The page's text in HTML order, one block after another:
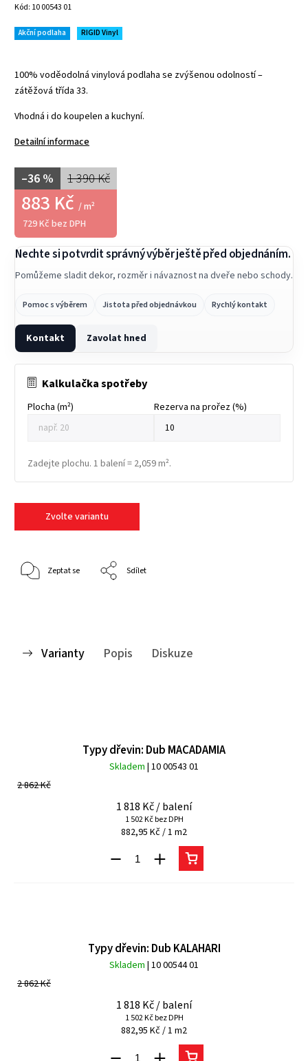
Kód: 10 00543 01
100% voděodolná vinylová podlaha se zvýšenou odolností –
zátěžová třída 33.
Vhodná i do koupelen a kuchyní.
Detailní informace
Akční podlaha RIGID Vinyl
1 390 Kč
–36 %
883 Kč / m²
729 Kč bez DPH
Nechte si potvrdit správný výběr ještě před objednáním.
Pomůžeme sladit dekor, rozměr i návaznost na dveře nebo schody.
Pomoc s výběrem Jistota před objednávkou Rychlý kontakt
Kontakt Zavolat hned
Kalkulačka spotřeby
Plocha (m²) Rezerva na prořez (%)
Zadejte plochu. 1 balení = 2,059 m².
Zvolte variantu
Zeptat se Sdílet
Varianty Popis Diskuze
Typy dřevin: Dub MACADAMIA
Skladem | 10 00543 01
2 862 Kč
1 818 Kč/ balení
1 502 Kč bez DPH
882,95 Kč / 1 m2
Typy dřevin: Dub KALAHARI
Skladem | 10 00544 01
2 862 Kč
1 818 Kč/ balení
1 502 Kč bez DPH
882,95 Kč / 1 m2